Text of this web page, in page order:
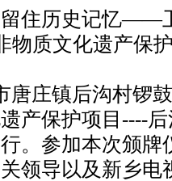
庄镇后沟村锣
产保护项目----
。参加本次颁
领导以及新乡电